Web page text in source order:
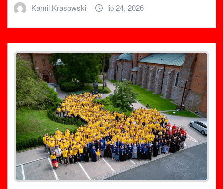
Kamil Krasowski lip 24, 2026